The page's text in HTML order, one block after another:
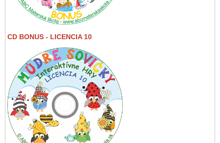
CD BONUS - LICENCIA 10